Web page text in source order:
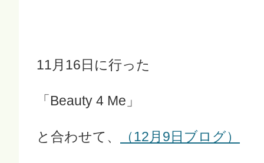
11月16日に行った
「Beauty 4 Me」
と合わせて、 （12月9日ブログ）